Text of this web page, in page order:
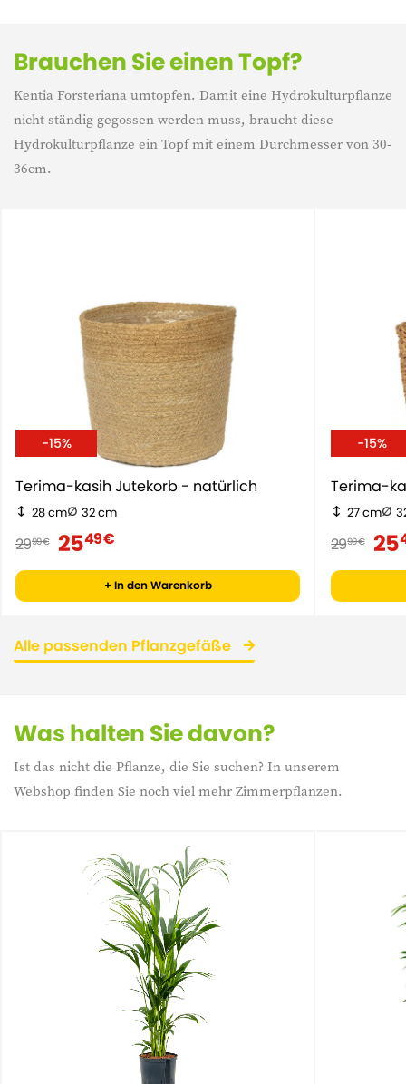
Brauchen Sie einen Topf?
Kentia Forsteriana umtopfen. Damit eine Hydrokulturpflanze
nicht ständig gegossen werden muss, braucht diese
Hydrokulturpflanze ein Topf mit einem Durchmesser von 30-
36cm.
-15%
Terima-kasih Jutekorb - natürlich
28 cm 32 cm
2999 € 2549 €
+ In den Warenkorb
-15%
Terima-
27 cm
2999 € 25
Alle passenden Pflanzgefäße
Was halten Sie davon?
Ist das nicht die Pflanze, die Sie suchen? In unserem
Webshop finden Sie noch viel mehr Zimmerpflanzen.